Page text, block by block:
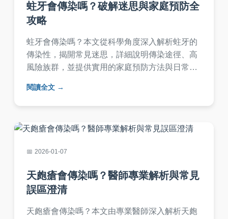
蛀牙會傳染嗎？破解迷思與家庭預防全
攻略
蛀牙會傳染嗎？本文從科學角度深入解析蛀牙的
傳染性，揭開常見迷思，詳細說明傳染途徑、高
風險族群，並提供實用的家庭預防方法與日常護
染。
閱讀全文
2026-01-07
天皰瘡會傳染嗎？醫師專業解析與常見
誤區澄清
天皰瘡會傳染嗎？本文由專業醫師深入解析天皰